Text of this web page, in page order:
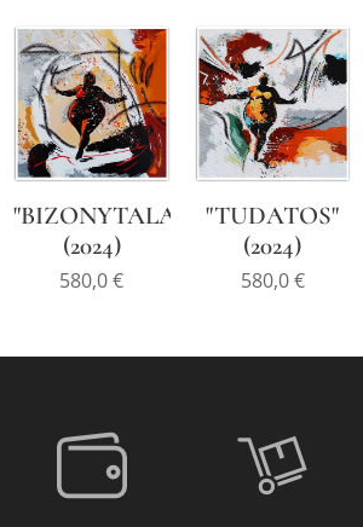
"BIZONYTALAN"
(2024)
580,0€
"TUDATOS"
(2024)
580,0€